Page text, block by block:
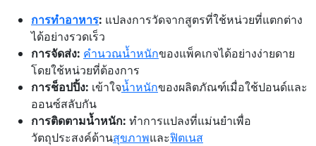
การทำอาหาร: แปลงการวัดจากสูตรที่ใช้หน่วยที่แตกต่าง
ได้อย่างรวดเร็ว
การจัดส่ง: คำนวณน้ำหนักของแพ็คเกจได้อย่างง่ายดาย
โดยใช้หน่วยที่ต้องการ
การช็อปปิ้ง: เข้าใจน้ำหนักของผลิตภัณฑ์เมื่อใช้ปอนด์และ
ออนซ์สลับกัน
การติดตามน้ำหนัก: ทำการแปลงที่แม่นยำเพื่อ
วัตถุประสงค์ด้านสุขภาพและฟิตเนส